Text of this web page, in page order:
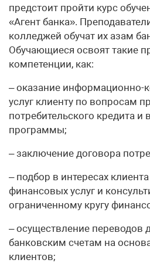
предстоит пройти курс
«Агент банка».
колледжей обучат их азам
Обучающиеся освоят такие
компетенции, как:
– оказание информационно-
услуг клиенту по вопросам
потребительского кредита и
программы;
– заключение договора
– подбор в интересах
финансовых услуг и
ограниченному кругу
– осуществление переводов
банковским счетам на
клиентов;